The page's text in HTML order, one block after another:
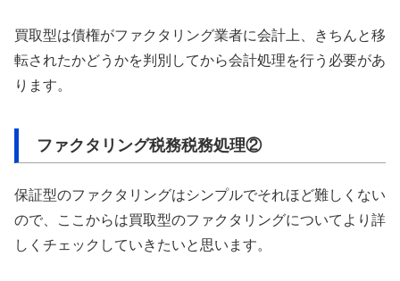
買取型は債権がファクタリング業者に会計上、きちんと移
転されたかどうかを判別してから会計処理を行う必要があ
ります。
ファクタリング税務税務処理②
保証型のファクタリングはシンプルでそれほど難しくない
ので、ここからは買取型のファクタリングについてより詳
しくチェックしていきたいと思います。